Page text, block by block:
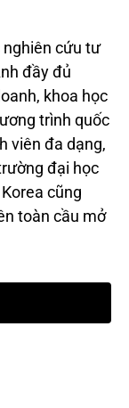
cứu tư
đầy đủ
khoa học
trình quốc
viên đa dạng,
đại học
cũng
toàn cầu mở